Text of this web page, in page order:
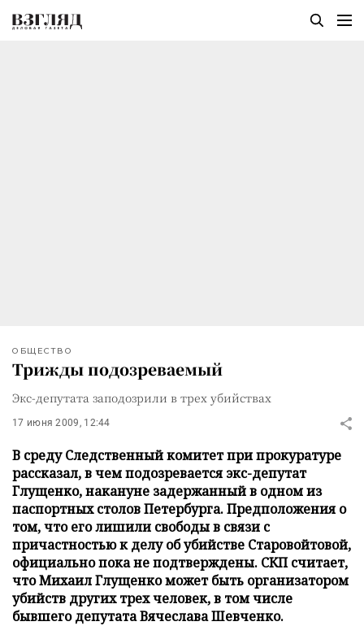
ОБЩЕСТВО
Трижды подозреваемый
Экс-депутата заподозрили в трех убийствах
17 июня 2009, 12:44
В среду Следственный комитет при прокуратуре
рассказал, в чем подозревается экс-депутат
Глущенко, накануне задержанный в одном из
паспортных столов Петербурга. Предположения о
том, что его лишили свободы в связи с
причастностью к делу об убийстве Старовойтовой,
официально пока не подтверждены. СКП считает,
что Михаил Глущенко может быть организатором
убийств других трех человек, в том числе
бывшего депутата Вячеслава Шевченко.